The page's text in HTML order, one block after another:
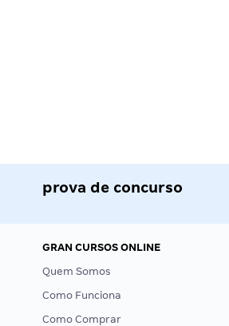
prova de concurso
GRAN CURSOS ONLINE
Quem Somos
Como Funciona
Como Comprar